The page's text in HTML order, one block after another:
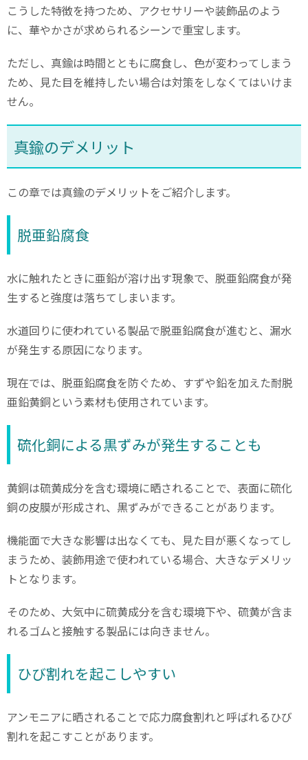
こうした特徴を持つため、アクセサリーや装飾品のよう
に、華やかさが求められるシーンで重宝します。
ただし、真鍮は時間とともに腐食し、色が変わってしまう
ため、見た目を維持したい場合は対策をしなくてはいけま
せん。
真鍮のデメリット
この章では真鍮のデメリットをご紹介します。
脱亜鉛腐食
水に触れたときに亜鉛が溶け出す現象で、脱亜鉛腐食が発
生すると強度は落ちてしまいます。
水道回りに使われている製品で脱亜鉛腐食が進むと、漏水
が発生する原因になります。
現在では、脱亜鉛腐食を防ぐため、すずや鉛を加えた耐脱
亜鉛黄銅という素材も使用されています。
硫化銅による黒ずみが発生することも
黄銅は硫黄成分を含む環境に晒されることで、表面に硫化
銅の皮膜が形成され、黒ずみができることがあります。
機能面で大きな影響は出なくても、見た目が悪くなってし
まうため、装飾用途で使われている場合、大きなデメリッ
トとなります。
そのため、大気中に硫黄成分を含む環境下や、硫黄が含ま
れるゴムと接触する製品には向きません。
ひび割れを起こしやすい
アンモニアに晒されることで応力腐食割れと呼ばれるひび
割れを起こすことがあります。